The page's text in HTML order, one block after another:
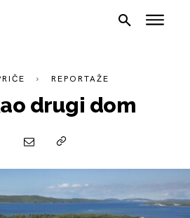
REPORTAŽE
drugi dom